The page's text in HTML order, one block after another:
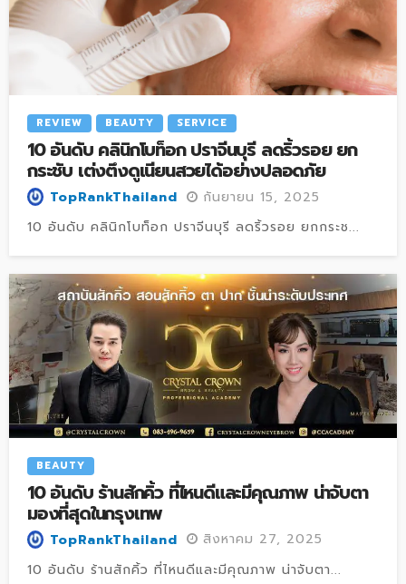
REVIEW BEAUTY SERVICE
10 อันดับ คลินิกโบท็อก ปราจีนบุรี ลดริ้วรอย ยก
กระชับ เต่งตึงดูเนียนสวยได้อย่างปลอดภัย
TopRankThailand
กันยายน 15, 2025
10 อันดับ คลินิกโบท็อก ปราจีนบุรี ลดริ้วรอย ยกกระช...
BEAUTY
10 อันดับ ร้านสักคิ้ว ที่ไหนดีและมีคุณภาพ น่าจับตา
มองที่สุดในกรุงเทพ
TopRankThailand
สิงหาคม 27, 2025
10 อันดับ ร้านสักคิ้ว ที่ไหนดีและมีคุณภาพ น่าจับตา...